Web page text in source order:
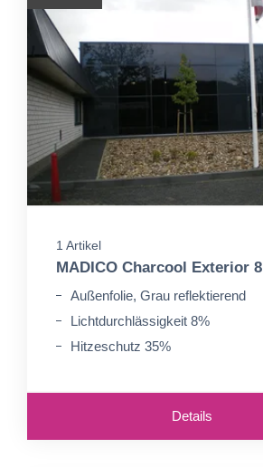
1 Artikel
MADICO Charcool Exterior 8
Außenfolie, Grau reflektierend
Lichtdurchlässigkeit 8%
Hitzeschutz 35%
Details